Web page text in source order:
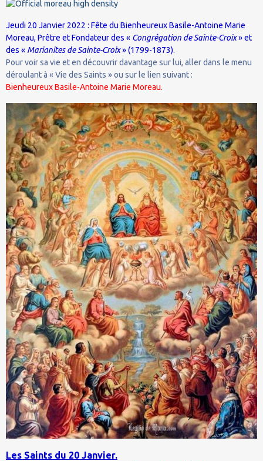
Jeudi 20 Janvier 2022 : Fête du Bienheureux Basile-Antoine Marie
Moreau, Prêtre et Fondateur des « Congrégation de Sainte-Croix» et
des « Marianites de Sainte-Croix» (1799-1873).
Pour voir sa vie et en découvrir davantage sur lui, aller dans le menu
déroulant à « Vie des Saints » ou sur le lien suivant :
Bienheureux Basile-Antoine Marie Moreau.
Les Saints du 20 Janvier.